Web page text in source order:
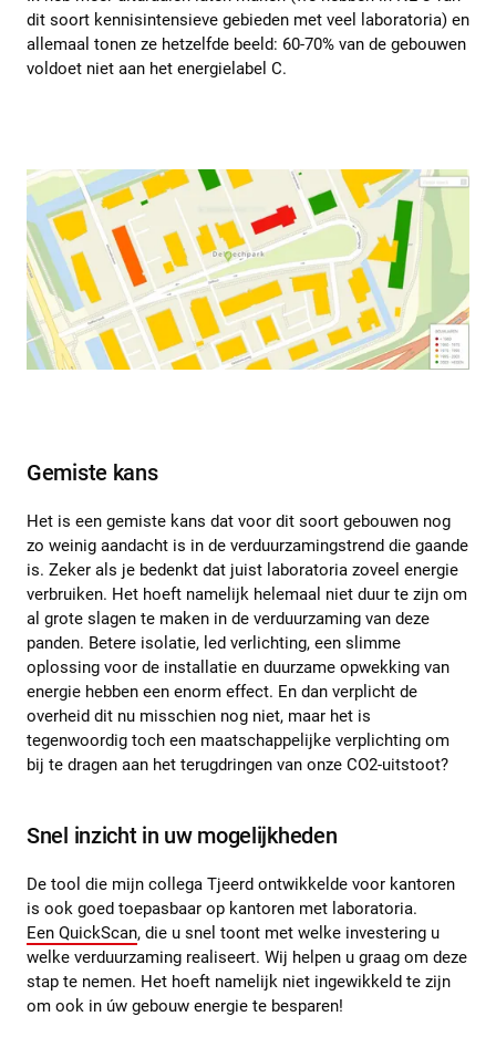
dit soort kennisintensieve gebieden met veel laboratoria) en
allemaal tonen ze hetzelfde beeld: 60-70% van de gebouwen
voldoet niet aan het energielabel C.
Gemiste kans
Het is een gemiste kans dat voor dit soort gebouwen nog
zo weinig aandacht is in de verduurzamingstrend die gaande
is. Zeker als je bedenkt dat juist laboratoria zoveel energie
verbruiken. Het hoeft namelijk helemaal niet duur te zijn om
al grote slagen te maken in de verduurzaming van deze
panden. Betere isolatie, led verlichting, een slimme
oplossing voor de installatie en duurzame opwekking van
energie hebben een enorm effect. En dan verplicht de
overheid dit nu misschien nog niet, maar het is
tegenwoordig toch een maatschappelijke verplichting om
bij te dragen aan het terugdringen van onze CO2-uitstoot?
Snel inzicht in uw mogelijkheden
De tool die mijn collega Tjeerd ontwikkelde voor kantoren
is ook goed toepasbaar op kantoren met laboratoria.
Een QuickScan, die u snel toont met welke investering u
welke verduurzaming realiseert. Wij helpen u graag om deze
stap te nemen. Het hoeft namelijk niet ingewikkeld te zijn
om ook in úw gebouw energie te besparen!